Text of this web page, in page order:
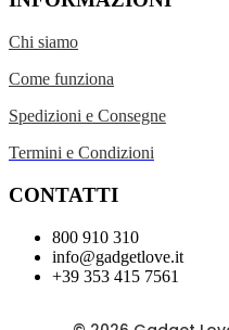
Chi siamo
Come funziona
Spedizioni e Consegne
Termini e Condizioni
CONTATTI
800 910 310
info@gadgetlove.it
+39 353 415 7561